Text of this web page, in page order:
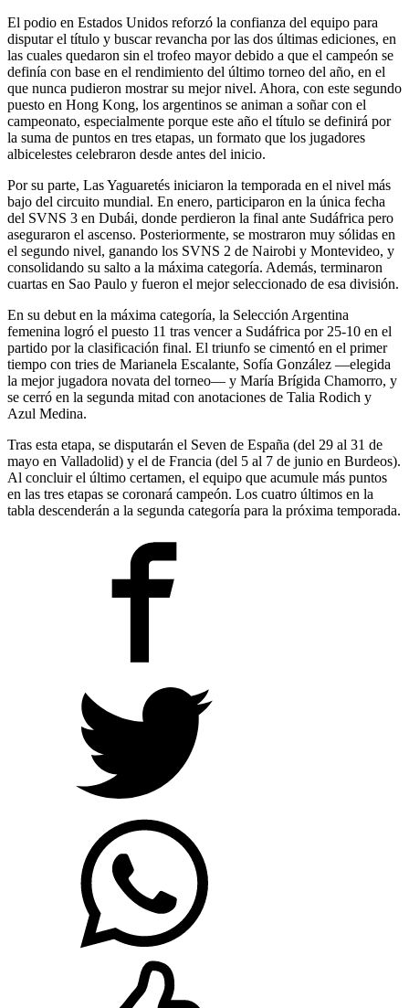
El podio en Estados Unidos reforzó la confianza del equipo para
disputar el título y buscar revancha por las dos últimas ediciones, en
las cuales quedaron sin el trofeo mayor debido a que el campeón se
definía con base en el rendimiento del último torneo del año, en el
que nunca pudieron mostrar su mejor nivel. Ahora, con este segundo
puesto en Hong Kong, los argentinos se animan a soñar con el
campeonato, especialmente porque este año el título se definirá por
la suma de puntos en tres etapas, un formato que los jugadores
albicelestes celebraron desde antes del inicio.
Por su parte, Las Yaguaretés iniciaron la temporada en el nivel más
bajo del circuito mundial. En enero, participaron en la única fecha
del SVNS 3 en Dubái, donde perdieron la final ante Sudáfrica pero
aseguraron el ascenso. Posteriormente, se mostraron muy sólidas en
el segundo nivel, ganando los SVNS 2 de Nairobi y Montevideo, y
consolidando su salto a la máxima categoría. Además, terminaron
cuartas en Sao Paulo y fueron el mejor seleccionado de esa división.
En su debut en la máxima categoría, la Selección Argentina
femenina logró el puesto 11 tras vencer a Sudáfrica por 25-10 en el
partido por la clasificación final. El triunfo se cimentó en el primer
tiempo con tries de Marianela Escalante, Sofía González —elegida
la mejor jugadora novata del torneo— y María Brígida Chamorro, y
se cerró en la segunda mitad con anotaciones de Talia Rodich y
Azul Medina.
Tras esta etapa, se disputarán el Seven de España (del 29 al 31 de
mayo en Valladolid) y el de Francia (del 5 al 7 de junio en Burdeos).
Al concluir el último certamen, el equipo que acumule más puntos
en las tres etapas se coronará campeón. Los cuatro últimos en la
tabla descenderán a la segunda categoría para la próxima temporada.